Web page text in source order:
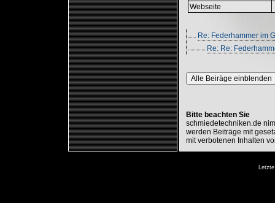
Webseite
Re: Federhammer im
Re: Re:
Alle Beiräge einblenden
Bitte beachten Sie
schmiedetechniken.de
werden Beiträge mit
mit verbotenen Inhalten